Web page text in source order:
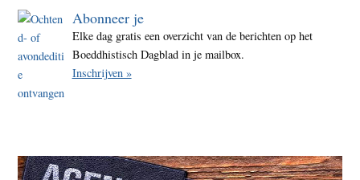
Abonneer je
Elke dag gratis een overzicht van de berichten op het
Boeddhistisch Dagblad in je mailbox.
Inschrijven »